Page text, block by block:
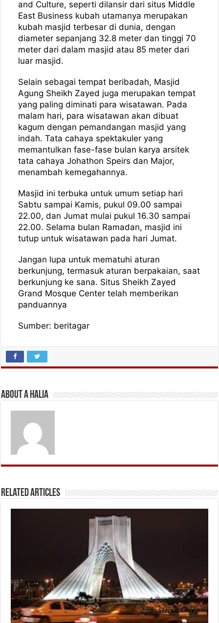
and Culture, seperti dilansir dari situs Middle
East Business kubah utamanya merupakan
kubah masjid terbesar di dunia, dengan
diameter sepanjang 32.8 meter dan tinggi 70
meter dari dalam masjid atau 85 meter dari
luar masjid.
Selain sebagai tempat beribadah, Masjid
Agung Sheikh Zayed juga merupakan tempat
yang paling diminati para wisatawan. Pada
malam hari, para wisatawan akan dibuat
kagum dengan pemandangan masjid yang
indah. Tata cahaya spektakuler yang
memantulkan fase-fase bulan karya arsitek
tata cahaya Johathon Speirs dan Major,
menambah kemegahannya.
Masjid ini terbuka untuk umum setiap hari
Sabtu sampai Kamis, pukul 09.00 sampai
22.00, dan Jumat mulai pukul 16.30 sampai
22.00. Selama bulan Ramadan, masjid ini
tutup untuk wisatawan pada hari Jumat.
Jangan lupa untuk mematuhi aturan
berkunjung, termasuk aturan berpakaian, saat
berkunjung ke sana. Situs Sheikh Zayed
Grand Mosque Center telah memberikan
panduannya
Sumber: beritagar
About A Halia
Related Articles